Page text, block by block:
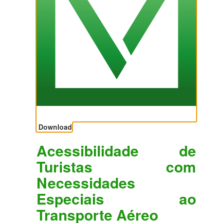
Download
Acessibilidade de
Turistas com
Necessidades
Especiais ao
Transporte Aéreo